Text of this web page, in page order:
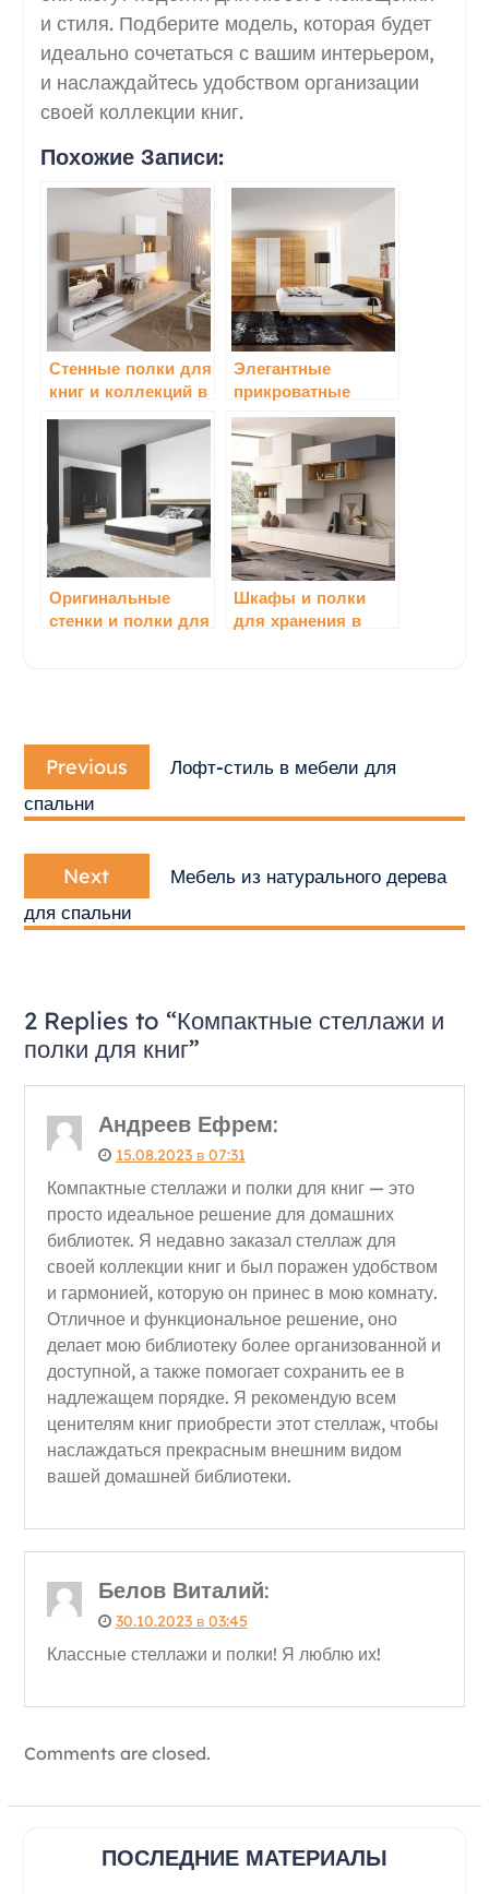
и стиля. Подберите модель, которая будет
идеально сочетаться с вашим интерьером,
и наслаждайтесь удобством организации
своей коллекции книг.
Похожие Записи:
Стенные полки для
книг и коллекций в
гостиной
Элегантные
прикроватные
столики и полки
Оригинальные
стенки и полки для
Шкафы и полки
для хранения в
Навигация
по
записям
Previous
Previous
post:
Лофт-стиль в мебели для
спальни
Next
Next
post:
Мебель из натурального дерева
для спальни
2 Replies to “Компактные стеллажи и
полки для книг”
Андреев Ефрем:
15.08.2023 в 07:31
Компактные стеллажи и полки для книг — это
просто идеальное решение для домашних
библиотек. Я недавно заказал стеллаж для
своей коллекции книг и был поражен удобством
и гармонией, которую он принес в мою комнату.
Отличное и функциональное решение, оно
делает мою библиотеку более организованной и
доступной, а также помогает сохранить ее в
надлежащем порядке. Я рекомендую всем
ценителям книг приобрести этот стеллаж, чтобы
наслаждаться прекрасным внешним видом
вашей домашней библиотеки.
Белов Виталий:
30.10.2023 в 03:45
Классные стеллажи и полки! Я люблю их!
Comments are closed.
ПОСЛЕДНИЕ МАТЕРИАЛЫ